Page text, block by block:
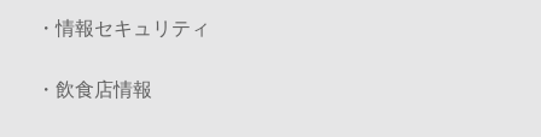
・情報セキュリティ
・飲食店情報